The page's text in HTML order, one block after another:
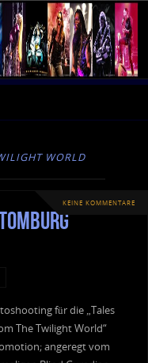
WORLD
KEINE KOMMENTARE
für die „Tales
The Twilight World“
angeregt vom